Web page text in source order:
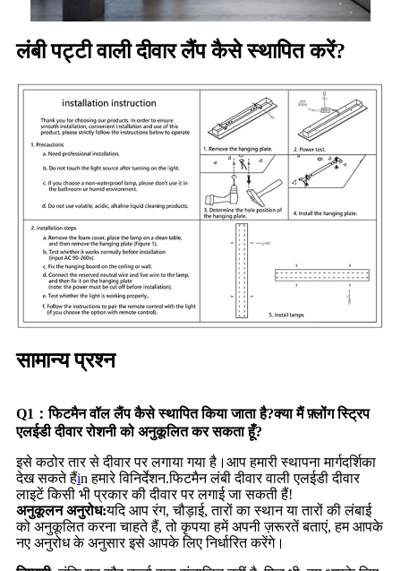
लंबी पट्टी वाली दीवार लैंप कैसे स्थापित करें?
सामान्य प्रश्न
Q1：फिटमैन वॉल लैंप कैसे स्थापित किया जाता है?क्या मैं फ़्लोंग स्ट्रिप
एलईडी दीवार रोशनी को अनुकूलित कर सकता हूँ?
इसे कठोर तार से दीवार पर लगाया गया है।आप हमारी स्थापना मार्गदर्शिका
देख सकते हैंin हमारे विनिर्देशन.फिटमैन लंबी दीवार वाली एलईडी दीवार
लाइटें किसी भी प्रकार की दीवार पर लगाई जा सकती हैं!
अनुकूलन अनुरोध:यदि आप रंग, चौड़ाई, तारों का स्थान या तारों की लंबाई
को अनुकूलित करना चाहते हैं, तो कृपया हमें अपनी ज़रूरतें बताएं, हम आपके
नए अनुरोध के अनुसार इसे आपके लिए निर्धारित करेंगे।